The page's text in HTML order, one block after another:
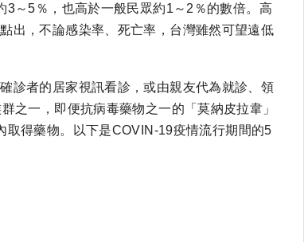
～5％，也高於一般民眾約1～2％的數倍。高
出，不論感染率、死亡率，台灣雖然可望遠低
診者的居家視訊看診，或由親友代為就診、領
之一，即便抗病毒藥物之一的「莫納皮拉韋」
得藥物。以下是COVIN-19疫情流行期間的5